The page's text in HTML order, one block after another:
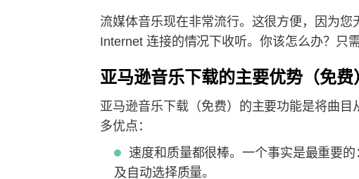
流媒体音乐现在非常流行。这很方便，因为
Internet 连接的情况下收听。你该怎么办？只
亚马逊音乐下载的主要优势（免费
亚马逊音乐下载（免费）的主要功能是将曲
多优点：
速度和质量都很棒。一个事实是最重要
及自动选择质量。